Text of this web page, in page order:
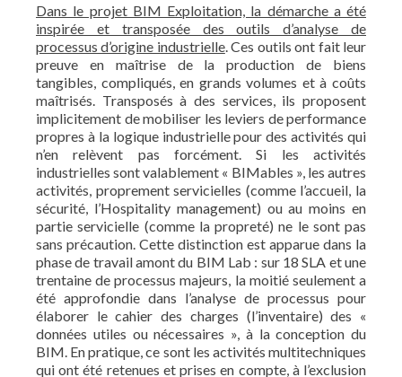
Dans le projet BIM Exploitation, la démarche a été
inspirée et transposée des outils d’analyse de
processus d’origine industrielle. Ces outils ont fait leur
preuve en maîtrise de la production de biens
tangibles, compliqués, en grands volumes et à coûts
maîtrisés. Transposés à des services, ils proposent
implicitement de mobiliser les leviers de performance
propres à la logique industrielle pour des activités qui
n’en relèvent pas forcément. Si les activités
industrielles sont valablement « BIMables », les autres
activités, proprement servicielles (comme l’accueil, la
sécurité, l’Hospitality management) ou au moins en
partie servicielle (comme la propreté) ne le sont pas
sans précaution. Cette distinction est apparue dans la
phase de travail amont du BIM Lab : sur 18 SLA et une
trentaine de processus majeurs, la moitié seulement a
été approfondie dans l’analyse de processus pour
élaborer le cahier des charges (l’inventaire) des «
données utiles ou nécessaires », à la conception du
BIM. En pratique, ce sont les activités multitechniques
qui ont été retenues et prises en compte, à l’exclusion